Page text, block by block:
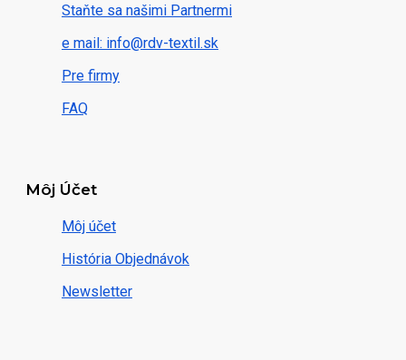
Staňte sa našimi Partnermi
e mail: info@rdv-textil.sk
Pre firmy
FAQ
Môj Účet
Môj účet
História Objednávok
Newsletter